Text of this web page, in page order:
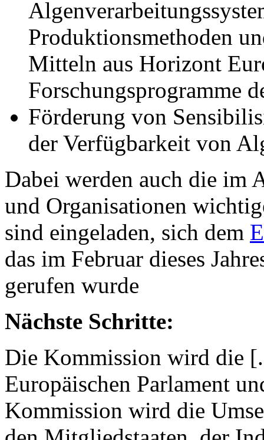
Produktionsmethoden
Mitteln aus Horizont
Forschungsprogramme
Förderung von
der Verfügbarkeit von
Dabei werden auch die im
und Organisationen
sind eingeladen, sich dem
das im Februar dieses
gerufen wurde
Nächste Schritte:
Die Kommission wird die
Europäischen Parlament
Kommission wird die